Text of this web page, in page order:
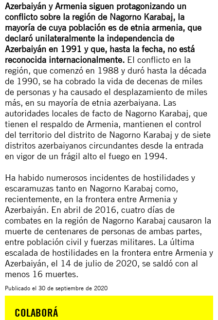
Azerbaiyán y Armenia siguen protagonizando un
conflicto sobre la región de Nagorno Karabaj, la
mayoría de cuya población es de etnia armenia, que
declaró unilateralmente la independencia de
Azerbaiyán en 1991 y que, hasta la fecha, no está
reconocida internacionalmente. El conflicto en la
región, que comenzó en 1988 y duró hasta la década
de 1990, se ha cobrado la vida de decenas de miles
de personas y ha causado el desplazamiento de miles
más, en su mayoría de etnia azerbaiyana. Las
autoridades locales de facto de Nagorno Karabaj, que
tienen el respaldo de Armenia, mantienen el control
del territorio del distrito de Nagorno Karabaj y de siete
distritos azerbaiyanos circundantes desde la entrada
en vigor de un frágil alto el fuego en 1994.
Ha habido numerosos incidentes de hostilidades y
escaramuzas tanto en Nagorno Karabaj como,
recientemente, en la frontera entre Armenia y
Azerbaiyán. En abril de 2016, cuatro días de
combates en la región de Nagorno Karabaj causaron la
muerte de centenares de personas de ambas partes,
entre población civil y fuerzas militares. La última
escalada de hostilidades en la frontera entre Armenia y
Azerbaiyán, el 14 de julio de 2020, se saldó con al
menos 16 muertes.
Publicado el 30 de septiembre de 2020
COLABORÁ